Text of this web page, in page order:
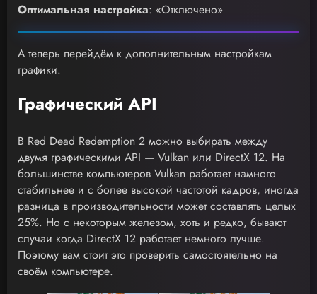
Оптимальная настройка: «Отключено»
А теперь перейдём к дополнительным настройкам
графики.
Графический API
В Red Dead Redemption 2 можно выбирать между
двумя графическими API — Vulkan или DirectX 12. На
большинстве компьютеров Vulkan работает намного
стабильнее и с более высокой частотой кадров, иногда
разница в производительности может составлять целых
25%. Но с некоторым железом, хоть и редко, бывают
случаи когда DirectX 12 работает немного лучше.
Поэтому вам стоит это проверить самостоятельно на
своём компьютере.